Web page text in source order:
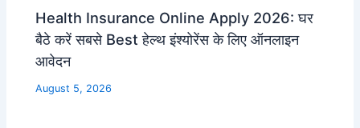
Health Insurance Online Apply 2026: घर
बैठे करें सबसे Best हेल्थ इंश्योरेंस के लिए ऑनलाइन
आवेदन
August 5, 2026